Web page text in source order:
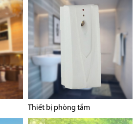
Thiết bị phòng tắm